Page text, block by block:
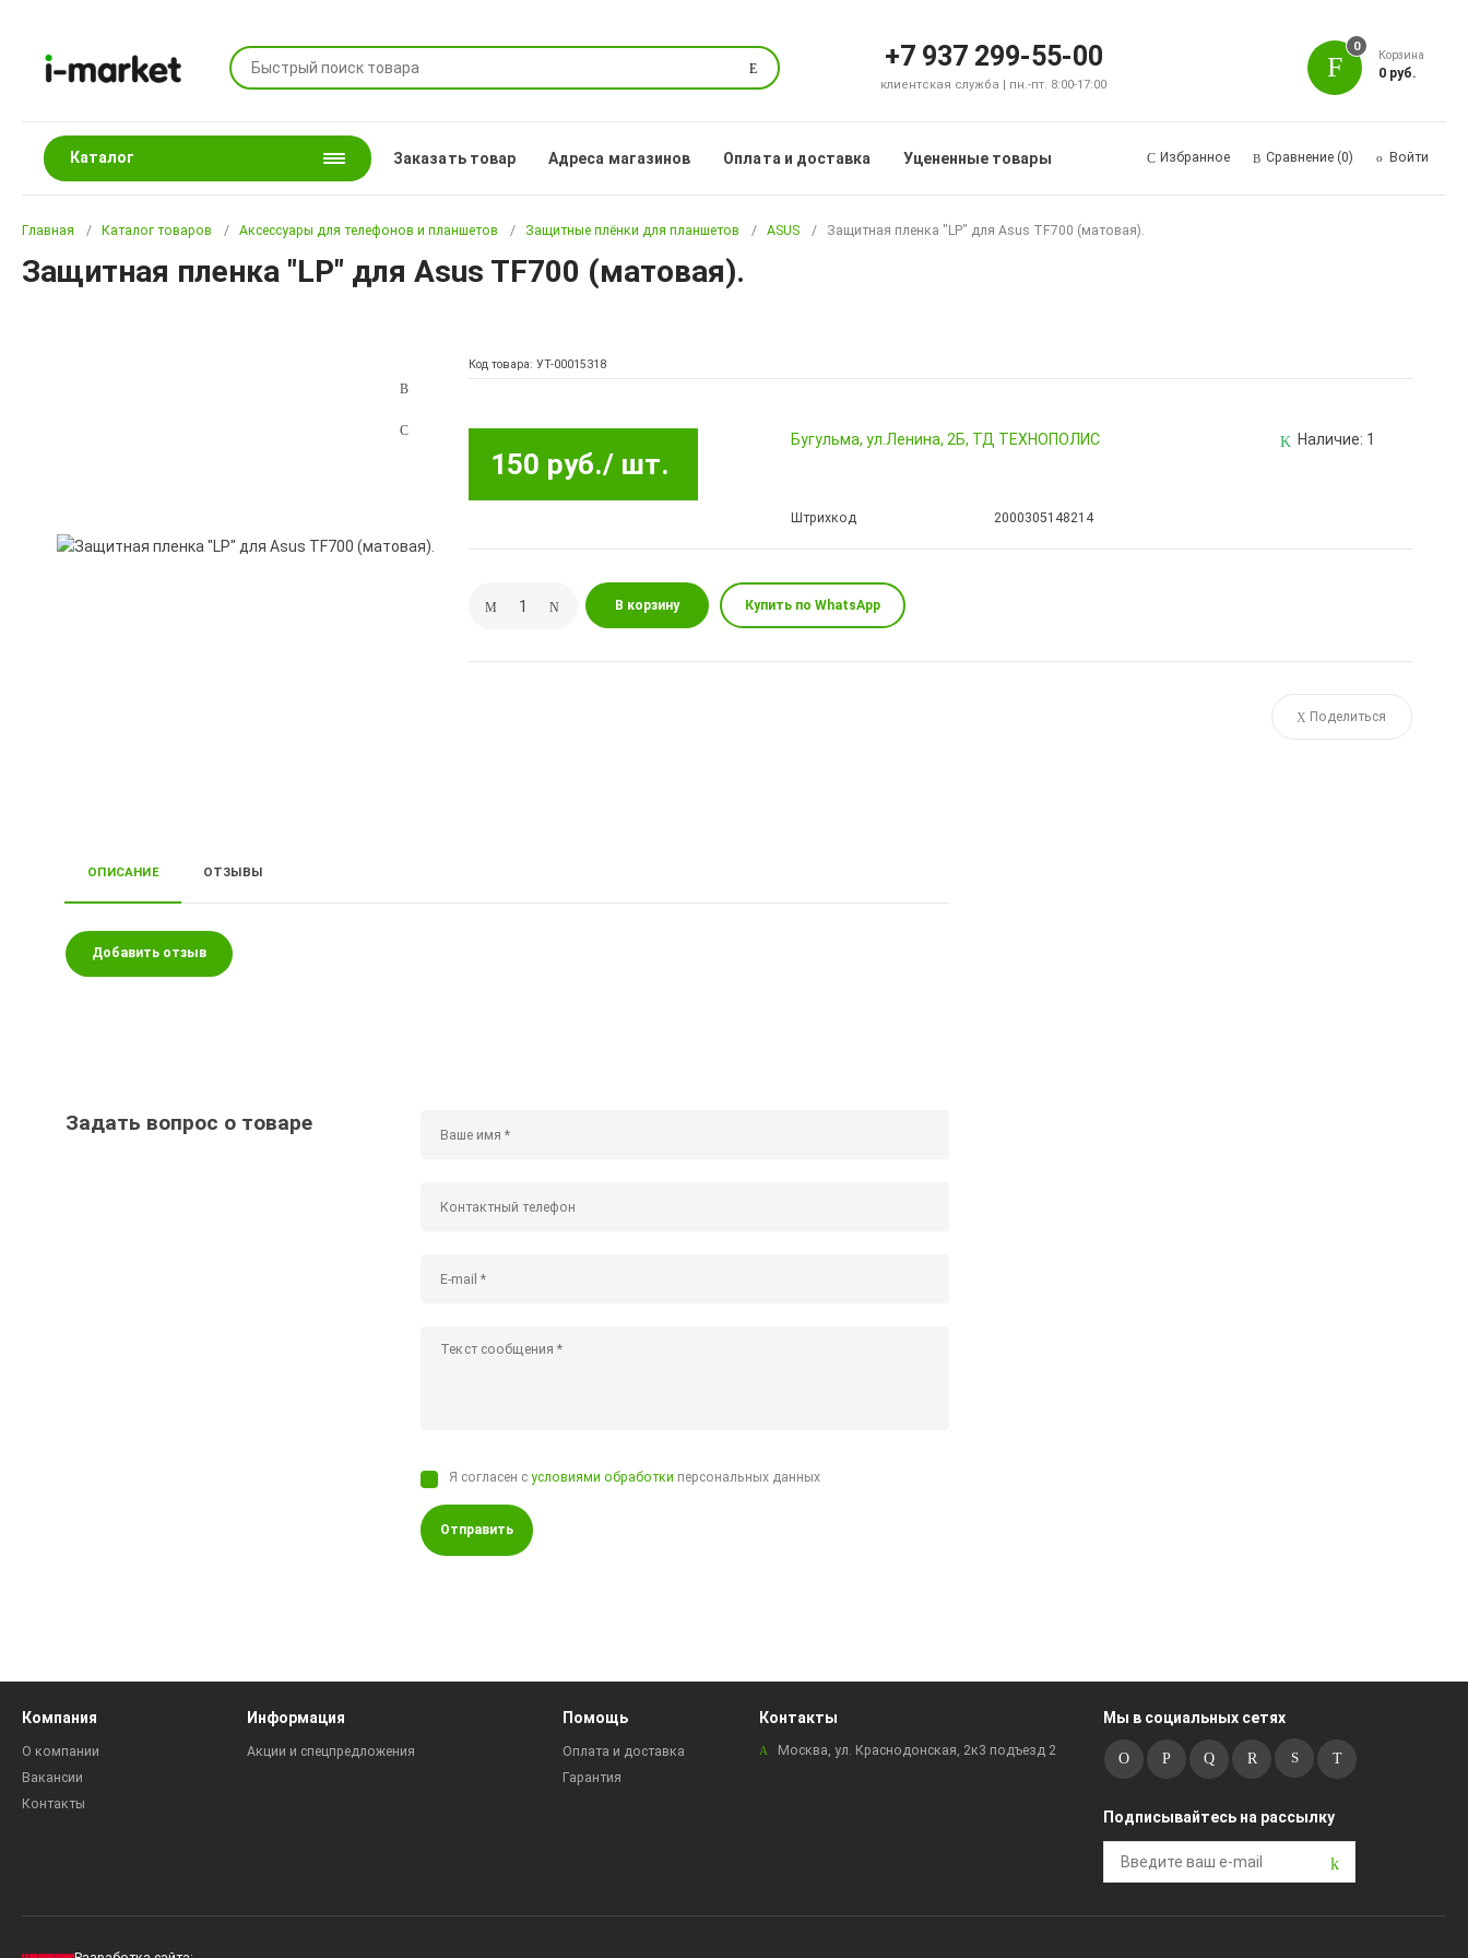
Поиск +7 937 299-55-00
клиентская служба | пн.-пт. 8:00-17:00
0
Корзина
0 руб.
Каталог Заказать товар Адреса магазинов Оплата и доставка Уцененные товары Избранное Сравнение (0) Войти
Главная Каталог товаров Аксессуары для телефонов и планшетов Защитные плёнки для планшетов ASUS Защитная пленка "LP" для Asus TF700 (матовая).
Защитная пленка "LP" для Asus TF700 (матовая).
Код товара: УТ-00015318
150 руб./ шт.
Бугульма, ул.Ленина, 2Б, ТД ТЕХНОПОЛИС Наличие: 1
Штрихкод 2000305148214
В корзину Купить по WhatsApp
Поделиться
ОПИСАНИЕ ОТЗЫВЫ
Добавить отзыв
Задать вопрос о товаре
Я согласен сусловиями обработки персональных данных
Отправить
Компания
О компании
Вакансии
Контакты
Информация
Акции и спецпредложения
Помощь
Оплата и доставка
Гарантия
Контакты
Москва, ул. Краснодонская, 2к3 подъезд 2
Мы в социальных сетях
Подписывайтесь на рассылку